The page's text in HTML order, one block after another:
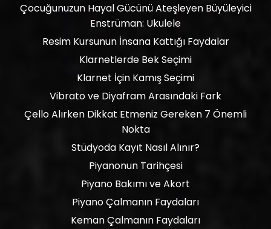
Çocuğunuzun Hayal Gücünü Ateşleyen Büyüleyici
Enstrüman: Ukulele
Resim Kursunun İnsana Kattığı Faydalar
Klarnetlerde Bek Seçimi
Klarnet İçin Kamış Seçimi
Vibrato ve Diyafram Arasındaki Fark
Çello Alırken Dikkat Etmeniz Gereken 7 Önemli
Nokta
Stüdyoda Kayıt Nasıl Alınır?
Piyanonun Tarihçesi
Piyano Bakımı ve Akort
Piyano Çalmanın Faydaları
Keman Çalmanın Faydaları